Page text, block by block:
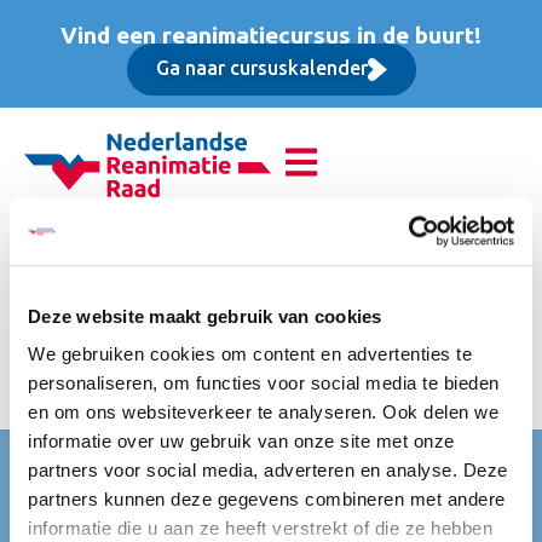
Deze website maakt gebruik van cookies
We gebruiken cookies om content en advertenties te
personaliseren, om functies voor social media te bieden
en om ons websiteverkeer te analyseren. Ook delen we
informatie over uw gebruik van onze site met onze
partners voor social media, adverteren en analyse. Deze
partners kunnen deze gegevens combineren met andere
informatie die u aan ze heeft verstrekt of die ze hebben
Vind een reanimatiecursus in de buurt!
Ga naar cursuskalender
Basis Instructeur Cursus
(BIC), Opfriscursus
Inclusief koffie, thee en frisdranken, luxe lunch, certificering
bij de NRR & ERC.
Nederlandse Reanimatie Raad (NRR)
Mercatorlaan 1200